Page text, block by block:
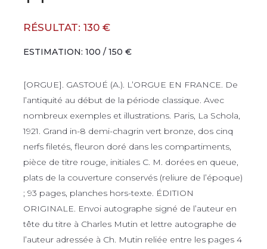
RÉSULTAT: 130 €
ESTIMATION: 100 / 150 €
[ORGUE]. GASTOUÉ (A.). L’ORGUE EN FRANCE. De
l’antiquité au début de la période classique. Avec
nombreux exemples et illustrations. Paris, La Schola,
1921. Grand in-8 demi-chagrin vert bronze, dos cinq
nerfs filetés, fleuron doré dans les compartiments,
pièce de titre rouge, initiales C. M. dorées en queue,
plats de la couverture conservés (reliure de l’époque)
; 93 pages, planches hors-texte. ÉDITION
ORIGINALE. Envoi autographe signé de l’auteur en
tête du titre à Charles Mutin et lettre autographe de
l’auteur adressée à Ch. Mutin reliée entre les pages 4